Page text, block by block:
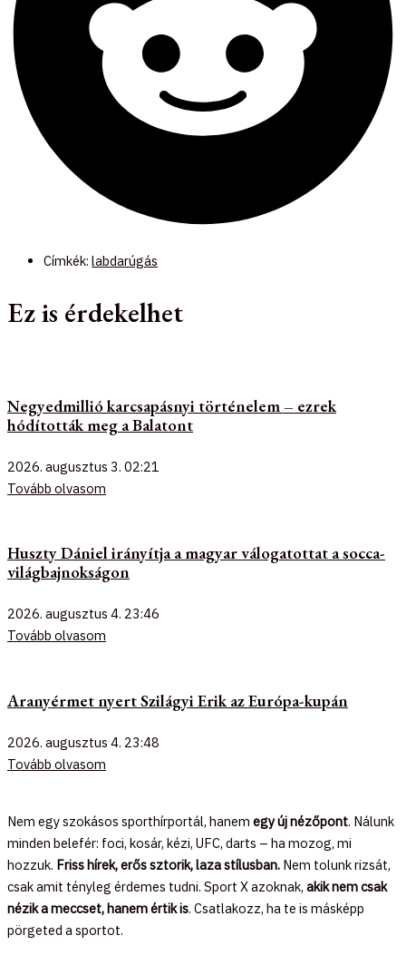
Címkék: labdarúgás
Ez is érdekelhet
Negyedmillió karcsapásnyi történelem – ezrek
hódították meg a Balatont
2026. augusztus 3. 02:21
Tovább olvasom
Huszty Dániel irányítja a magyar válogatottat a socca-
világbajnokságon
2026. augusztus 4. 23:46
Tovább olvasom
Aranyérmet nyert Szilágyi Erik az Európa-kupán
2026. augusztus 4. 23:48
Tovább olvasom
Nem egy szokásos sporthírportál, hanem egy új nézőpont. Nálunk
minden belefér: foci, kosár, kézi, UFC, darts – ha mozog, mi
hozzuk. Friss hírek, erős sztorik, laza stílusban. Nem tolunk rizsát,
csak amit tényleg érdemes tudni. Sport X azoknak, akik nem csak
nézik a meccset, hanem értik is. Csatlakozz, ha te is másképp
pörgeted a sportot.